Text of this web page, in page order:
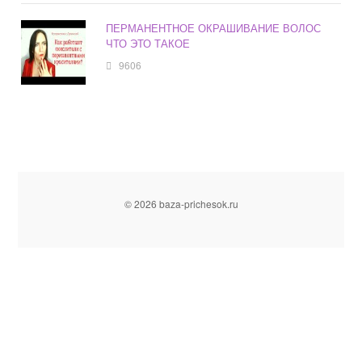
ПЕРМАНЕНТНОЕ ОКРАШИВАНИЕ ВОЛОС
ЧТО ЭТО ТАКОЕ
9606
© 2026 baza-prichesok.ru